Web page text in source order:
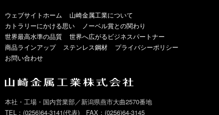
ウェブサイトホーム
山崎金属工業について
カトラリーにかける思い
ノーベル賞との関わり
世界最高水準の品質
世界へ広がるビジネスパートナー
商品ラインアップ
ステンレス鋼材
プライバシーポリシー
お問い合わせ
本社・工場・国内営業部／新潟県燕市大曲2570番地
TEL：(0256)64-3141(代表) FAX：(0256)64-3145